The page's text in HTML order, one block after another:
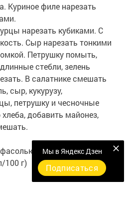
Куриное филе нарезать
нарезать кубиками. С
Сыр нарезать тонкими
Петрушку помыть,
стебли, зелень
В салатнике смешать
сыр, кукурузу,
петрушку и чесночные
хлеба, добавить майонез,
и крабовыми
100 г)
Мы в Яндекс Дзен
Подписаться